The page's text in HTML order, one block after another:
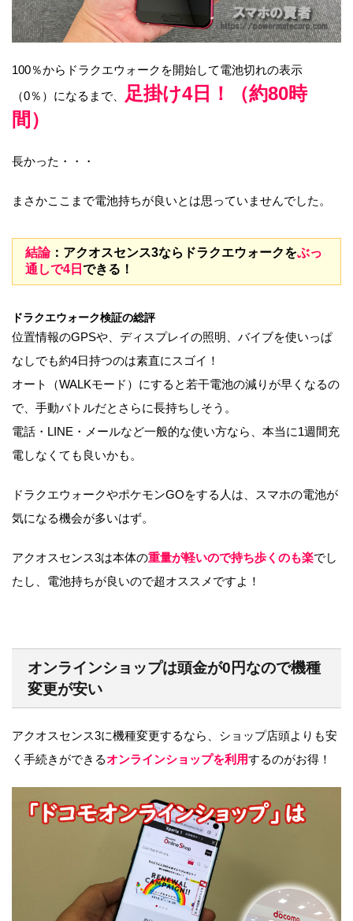
100％からドラクエウォークを開始して電池切れの表示
（0％）になるまで、
足掛け4日！（約80時
間）
長かった・・・
まさかここまで電池持ちが良いとは思っていませんでした。
結論：アクオスセンス3ならドラクエウォークをぶっ
通しで4日 できる！
ドラクエウォーク検証の総評
位置情報のGPSや、ディスプレイの照明、バイブを使いっぱ
なしでも約4日持つのは素直にスゴイ！
オート（WALKモード）にすると若干電池の減りが早くなるの
で、手動バトルだとさらに長持ちしそう。
電話・LINE・メールなど一般的な使い方なら、本当に1週間充
電しなくても良いかも。
ドラクエウォークやポケモンGOをする人は、スマホの電池が
気になる機会が多いはず。
アクオスセンス3は本体の重量が軽いので持ち歩くのも楽でし
たし、電池持ちが良いので超オススメですよ！
オンラインショップは頭金が0円なので機種
変更が安い
アクオスセンス3に機種変更するなら、ショップ店頭よりも安
く手続きができるオンラインショップを利用するのがお得！